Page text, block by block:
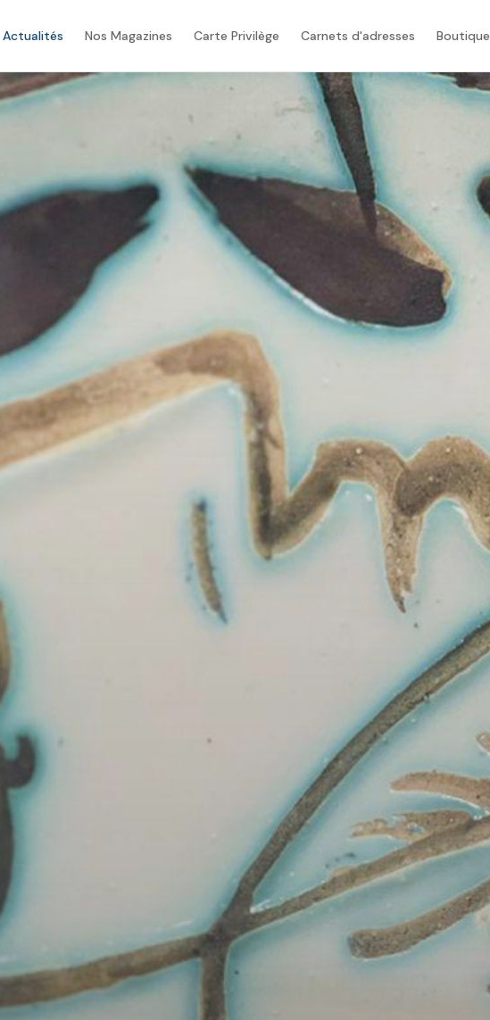
Actualités Nos Magazines Carte Privilège Carnets d'adresses Boutique